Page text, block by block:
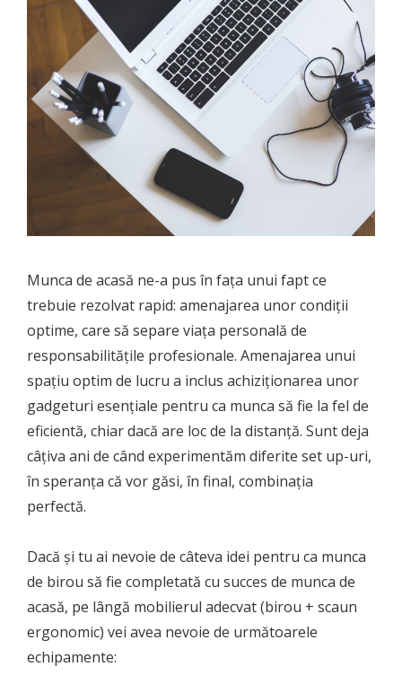
Munca de acasă ne-a pus în fața unui fapt ce
trebuie rezolvat rapid: amenajarea unor condiții
optime, care să separe viața personală de
responsabilitățile profesionale. Amenajarea unui
spațiu optim de lucru a inclus achiziționarea unor
gadgeturi esențiale pentru ca munca să fie la fel de
eficientă, chiar dacă are loc de la distanță. Sunt deja
câțiva ani de când experimentăm diferite set up-uri,
în speranța că vor găsi, în final, combinația
perfectă.
Dacă și tu ai nevoie de câteva idei pentru ca munca
de birou să fie completată cu succes de munca de
acasă, pe lângă mobilierul adecvat (birou + scaun
ergonomic) vei avea nevoie de următoarele
echipamente: